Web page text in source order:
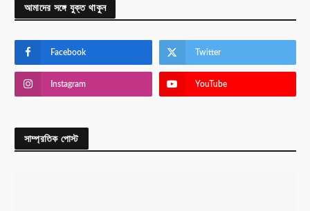
আমাদের সঙ্গে যুক্ত থাকুন
Facebook Twitter
Instagram YouTube
সাম্প্রতিক পোস্ট